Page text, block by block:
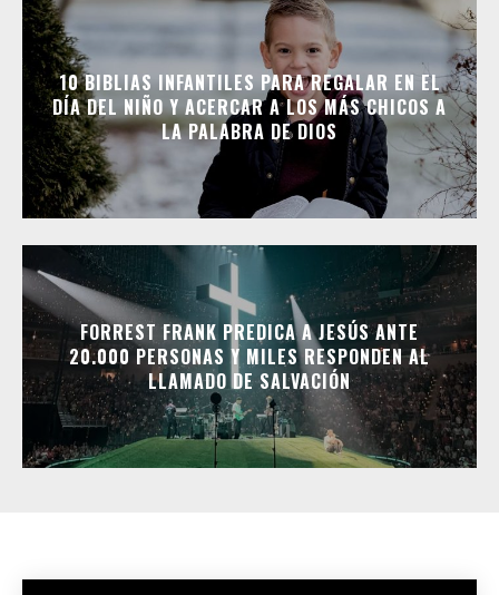
10 BIBLIAS INFANTILES PARA REGALAR EN EL
DÍA DEL NIÑO Y ACERCAR A LOS MÁS CHICOS A
LA PALABRA DE DIOS
FORREST FRANK PREDICA A JESÚS ANTE
20.000 PERSONAS Y MILES RESPONDEN AL
LLAMADO DE SALVACIÓN